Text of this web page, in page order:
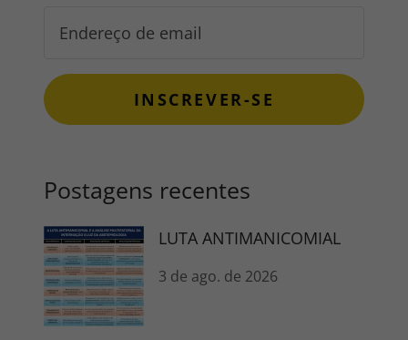
INSCREVER-SE
Postagens recentes
LUTA ANTIMANICOMIAL
3 de ago. de 2026